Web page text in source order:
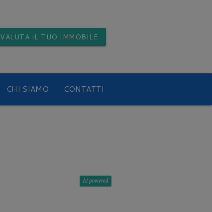
VALUTA IL TUO IMMOBILE
CHI SIAMO CONTATTI
AI